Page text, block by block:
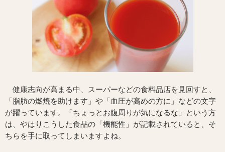
健康志向が高まる中、スーパーなどの食料品店を見回すと、
「脂肪の燃焼を助けます」や「血圧が高めの方に」などの文字
が躍っています。「ちょっとお腹周りが気になるな」という方
は、やはりこうした食品の「機能性」が記載されていると、そ
ちらを手に取ってしまいますよね。